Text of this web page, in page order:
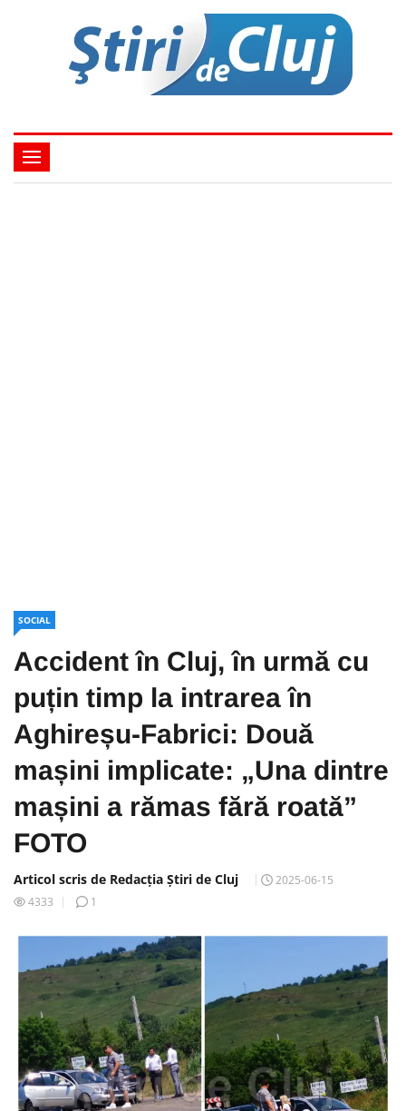
SOCIAL
Accident în Cluj, în urmă cu
puțin timp la intrarea în
Aghireșu-Fabrici: Două
mașini implicate: „Una dintre
mașini a rămas fără roată”
FOTO
Articol scris de Redacția Știri de Cluj
2025-06-15
4333
1